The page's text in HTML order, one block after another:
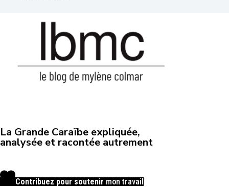
La Grande Caraïbe expliquée,
analysée et racontée autrement
Contribuez pour soutenir mon travail